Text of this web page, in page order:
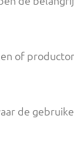
of
de